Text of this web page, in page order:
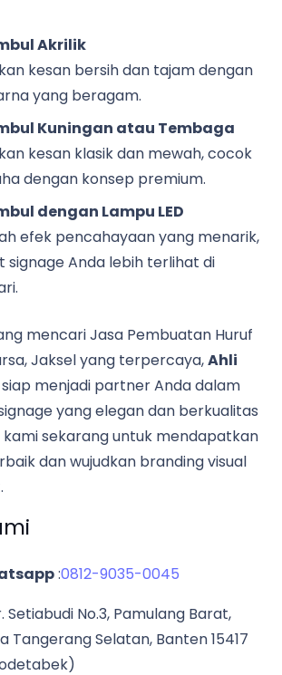
Akrilik
kesan bersih dan tajam dengan
yang beragam.
Kuningan atau Tembaga
kesan klasik dan mewah, cocok
dengan konsep premium.
dengan Lampu LED
efek pencahayaan yang menarik,
signage Anda lebih terlihat di
mencari Jasa Pembuatan Huruf
Jaksel yang terpercaya,Ahli
siap menjadi partner Anda dalam
yang elegan dan berkualitas
kami sekarang untuk mendapatkan
dan wujudkan branding visual
:0812-9035-0045
Setiabudi No.3, Pamulang Barat,
Tangerang Selatan, Banten 15417